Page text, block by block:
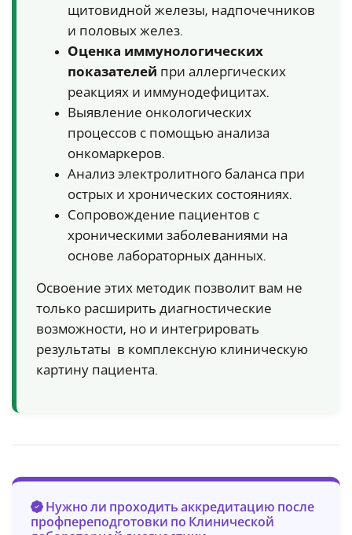
щитовидной железы, надпочечников
и половых желез.
Оценка иммунологических
показателей при аллергических
реакциях и иммунодефицитах.
Выявление онкологических
процессов с помощью анализа
онкомаркеров.
Анализ электролитного баланса при
острых и хронических состояниях.
Сопровождение пациентов с
хроническими заболеваниями на
основе лабораторных данных.
Освоение этих методик позволит вам не
только расширить диагностические
возможности, но и интегрировать
результаты в комплексную клиническую
картину пациента.
Нужно ли проходить аккредитацию после
профпереподготовки по Клинической